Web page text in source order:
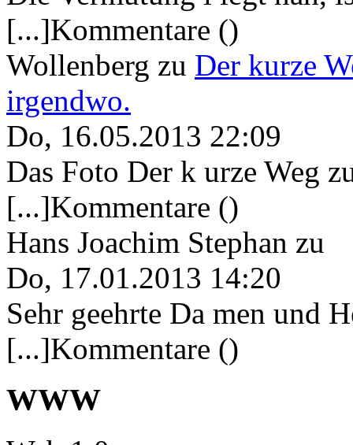
[...]Kommentare ()
Wollenberg zu Der kurze
irgendwo.
Do, 16.05.2013 22:09
Das Foto Der k urze Weg
[...]Kommentare ()
Hans Joachim Stephan zu
Do, 17.01.2013 14:20
Sehr geehrte Da men und
[...]Kommentare ()
WWW